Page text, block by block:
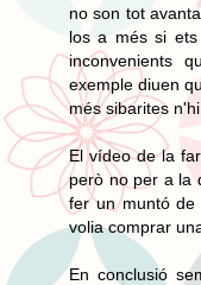
no son tot
los a més si
inconvenients
exemple diuen
més sibarites
El vídeo de la
però no per a la
fer un muntó de
volia comprar
En conclusió